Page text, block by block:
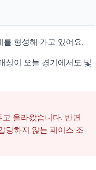
를 형성해 가고 있어요.
싱이 오늘 경기에서도 빛
올라왔습니다. 반면
당하지 않는 페이스 조